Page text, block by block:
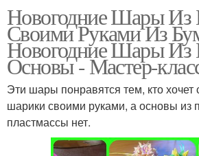
Новогодние Шары Из
Своими Руками Из
Новогодние Шары Из
Основы - Мастер-
Эти шары понравятся тем, кто хочет
шарики своими руками, а основы из
пластмассы нет.